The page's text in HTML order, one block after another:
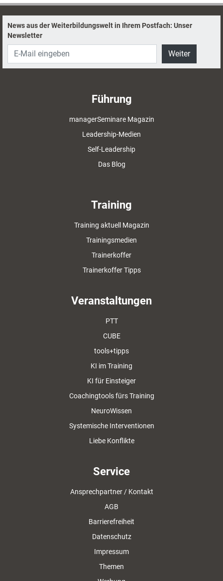
News aus der Weiterbildungswelt in Ihrem Postfach: Unser
Newsletter
Weiter
Führung
managerSeminare Magazin
Leadership-Medien
Self-Leadership
Das Blog
Training
Training aktuell Magazin
Trainingsmedien
Trainerkoffer
Trainerkoffer Tipps
Veranstaltungen
PTT
CUBE
tools+tipps
KI im Training
KI für Einsteiger
Coachingtools fürs Training
NeuroWissen
Systemische Interventionen
Liebe Konflikte
Service
Ansprechpartner / Kontakt
AGB
Barrierefreiheit
Datenschutz
Impressum
Themen